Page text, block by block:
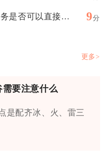
全民奇迹240万战力任务是否可以直接跳过 9分
更多>
要注意什么
是配齐冰、火、雷三